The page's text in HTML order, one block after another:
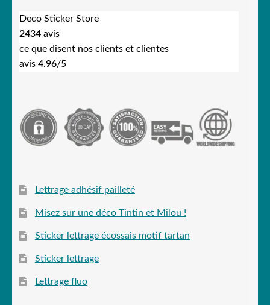
Deco Sticker Store
2434 avis
ce que disent nos clients et clientes
avis 4.96/5
Lettrage adhésif pailleté
Misez sur une déco Tintin et Milou !
Sticker lettrage écossais motif tartan
Sticker lettrage
Lettrage fluo